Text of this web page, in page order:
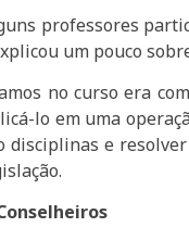
professores
um pouco
no curso era
lo em uma
e